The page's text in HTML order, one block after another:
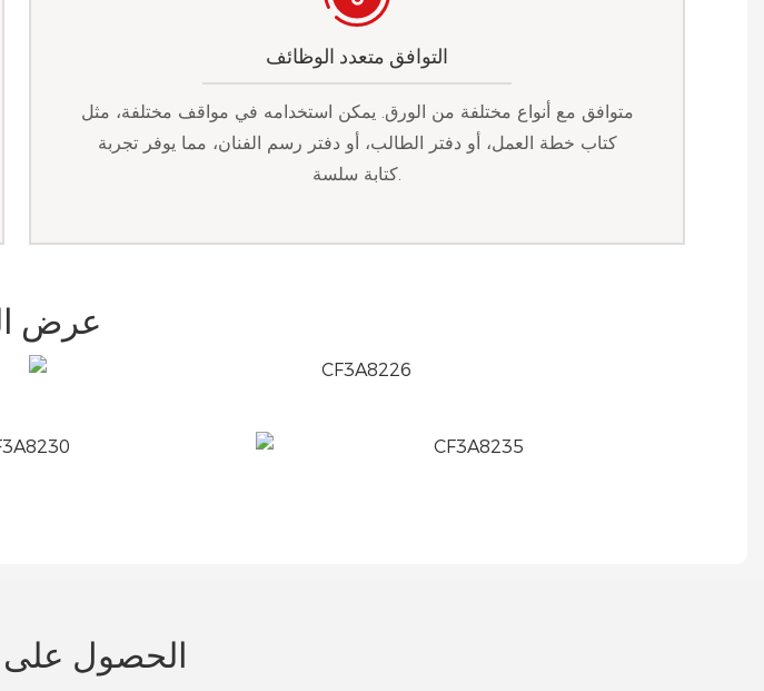
التوافق متعدد الوظائف
متوافق مع أنواع مختلفة من الورق. يمكن استخدامه في مواقف مختلفة، مثل
كتاب خطة العمل، أو دفتر الطالب، أو دفتر رسم الفنان، مما يوفر تجربة
كتابة سلسة.
عرض
الحصول على